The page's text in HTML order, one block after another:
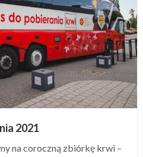
2021
na coroczną zbiórkę krwi –